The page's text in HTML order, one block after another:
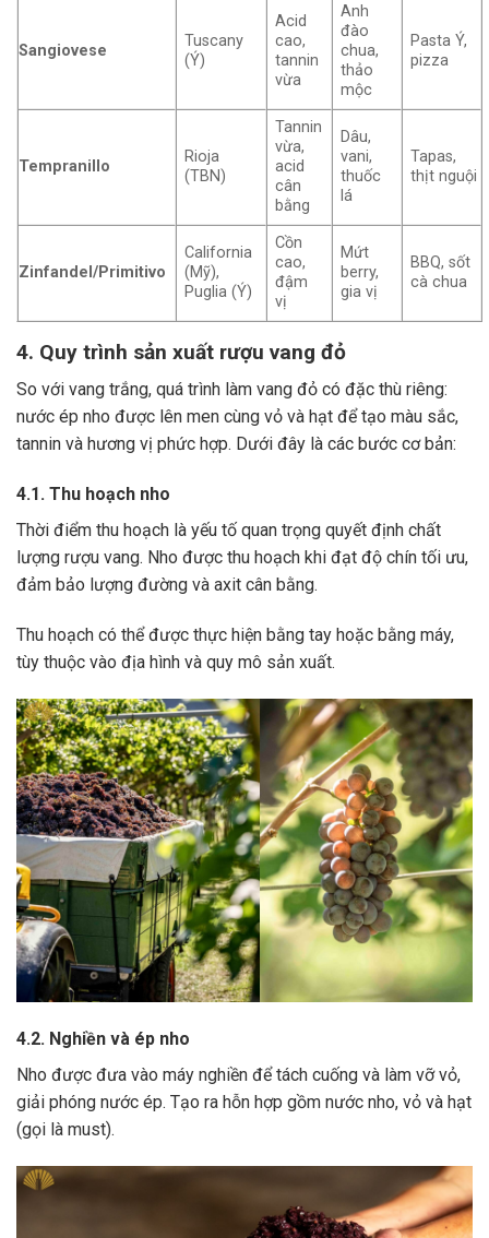
Sangiovese
Tuscany
(Ý)
Acid
cao,
tannin
vừa
Anh
đào
chua,
thảo
mộc
Pasta Ý,
pizza
Tempranillo
Rioja
(TBN)
Tannin
vừa,
acid
cân
bằng
Dâu,
vani,
thuốc
lá
Tapas,
thịt nguội
Zinfandel/Primitivo
California
(Mỹ),
Puglia (Ý)
Cồn
cao,
đậm
vị
Mứt
berry,
gia vị
BBQ, sốt
cà chua
4. Quy trình sản xuất rượu vang đỏ
So với vang trắng, quá trình làm vang đỏ có đặc thù riêng:
nước ép nho được lên men cùng vỏ và hạt để tạo màu sắc,
tannin và hương vị phức hợp. Dưới đây là các bước cơ bản:
4.1. Thu hoạch nho
Thời điểm thu hoạch là yếu tố quan trọng quyết định chất
lượng rượu vang. Nho được thu hoạch khi đạt độ chín tối ưu,
đảm bảo lượng đường và axit cân bằng.
Thu hoạch có thể được thực hiện bằng tay hoặc bằng máy,
tùy thuộc vào địa hình và quy mô sản xuất.
4.2. Nghiền và ép nho
Nho được đưa vào máy nghiền để tách cuống và làm vỡ vỏ,
giải phóng nước ép. Tạo ra hỗn hợp gồm nước nho, vỏ và hạt
(gọi là must).